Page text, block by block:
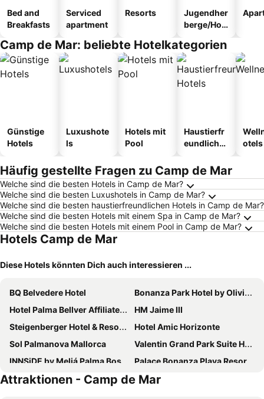
Bed and
Breakfasts
Serviced
apartment
Resorts
Jugendher
berge/Hos
Camp de Mar: beliebte Hotelkategorien
Günstige
Hotels
Luxushote
ls
Hotels mit
Pool
Haustierfr
eundliche
otels
Häufig gestellte Fragen zu Camp de Mar
Welche sind die besten Hotels in Camp de Mar?
Welche sind die besten Luxushotels in Camp de Mar?
Welche sind die besten haustierfreundlichen Hotels in Camp de Mar?
Welche sind die besten Hotels mit einem Spa in Camp de Mar?
Welche sind die besten Hotels mit einem Pool in Camp de Mar?
Hotels Camp de Mar
Diese Hotels könnten Dich auch interessieren ...
BQ Belvedere Hotel
Bonanza Park Hotel by Olivia Hotels Collection
Hotel Palma Bellver Affiliated by Meliá
HM Jaime III
Steigenberger Hotel & Resort Camp de Mar
Hotel Amic Horizonte
Sol Palmanova Mallorca
Valentin Grand Park Suite Hotel
INNSiDE by Meliá Palma Bosque
Palace Bonanza Playa Resort & SPA by Olivia Hotels Collection
Hotel Joan Miró Museum
Meliá Palma Marina
Attraktionen - Camp de Mar